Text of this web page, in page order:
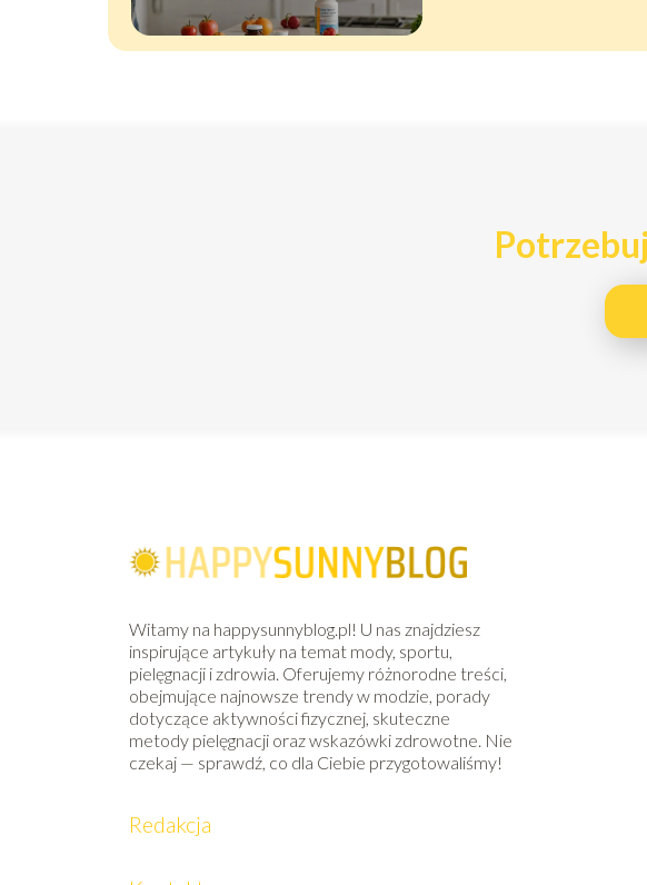
Witamy na happysunnyblog.pl! U nas znajdziesz
inspirujące artykuły na temat mody, sportu,
pielęgnacji i zdrowia. Oferujemy różnorodne treści,
obejmujące najnowsze trendy w modzie, porady
dotyczące aktywności fizycznej, skuteczne
metody pielęgnacji oraz wskazówki zdrowotne. Nie
czekaj — sprawdź, co dla Ciebie przygotowaliśmy!
Redakcja